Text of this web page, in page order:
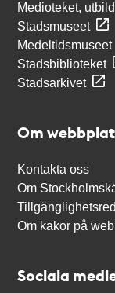
Medioteket,
Stadsmuseet
Medeltidsmuseet
Stadsbiblioteket
Stadsarkivet
Om
Kontakta oss
Om
Om kakor på
Sociala